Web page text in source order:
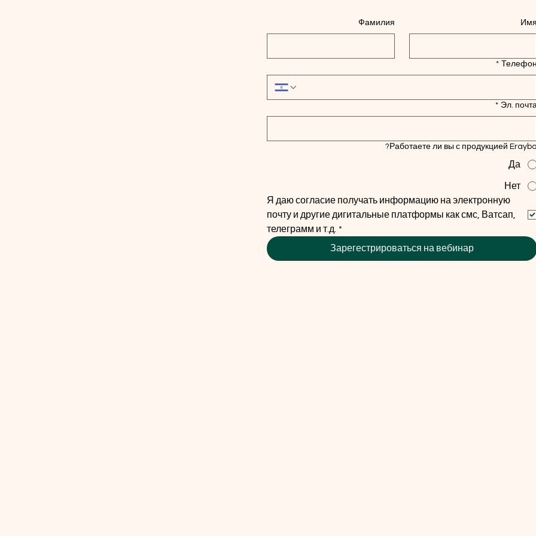
Имя
Фамилия
Телефон
*
Эл.
*
Работаете ли вы с продукцией Erayba?
Да
Нет
Я даю согласие получать информацию на электронную
почту и другие дигитальные платформы как смс, Ватсап,
телеграмм и т.д. *
Зарегестрироваться на вебинар